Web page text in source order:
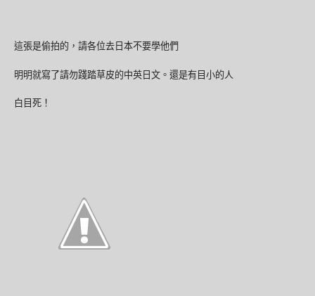
這張是偷拍的，請各位去日本不要學他們
明明就寫了請勿踐踏草皮的中英日文。還是有目小的人
白目死！